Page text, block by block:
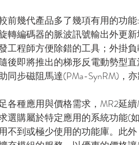
前幾代產品多了幾項有用的功
轉編碼器的脈波訊號輸出外更
工程師方便除錯的工具；外掛
後即將推出的梯形反電動勢型
同步磁阻馬達(PMa-SynRM)，
各種應用與價格需求，MR2延
選購屬於特定應用的系統功能(
不到或極少使用的功能庫。此